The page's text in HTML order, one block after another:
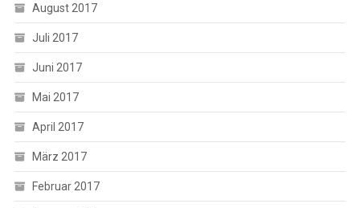
August 2017
Juli 2017
Juni 2017
Mai 2017
April 2017
März 2017
Februar 2017